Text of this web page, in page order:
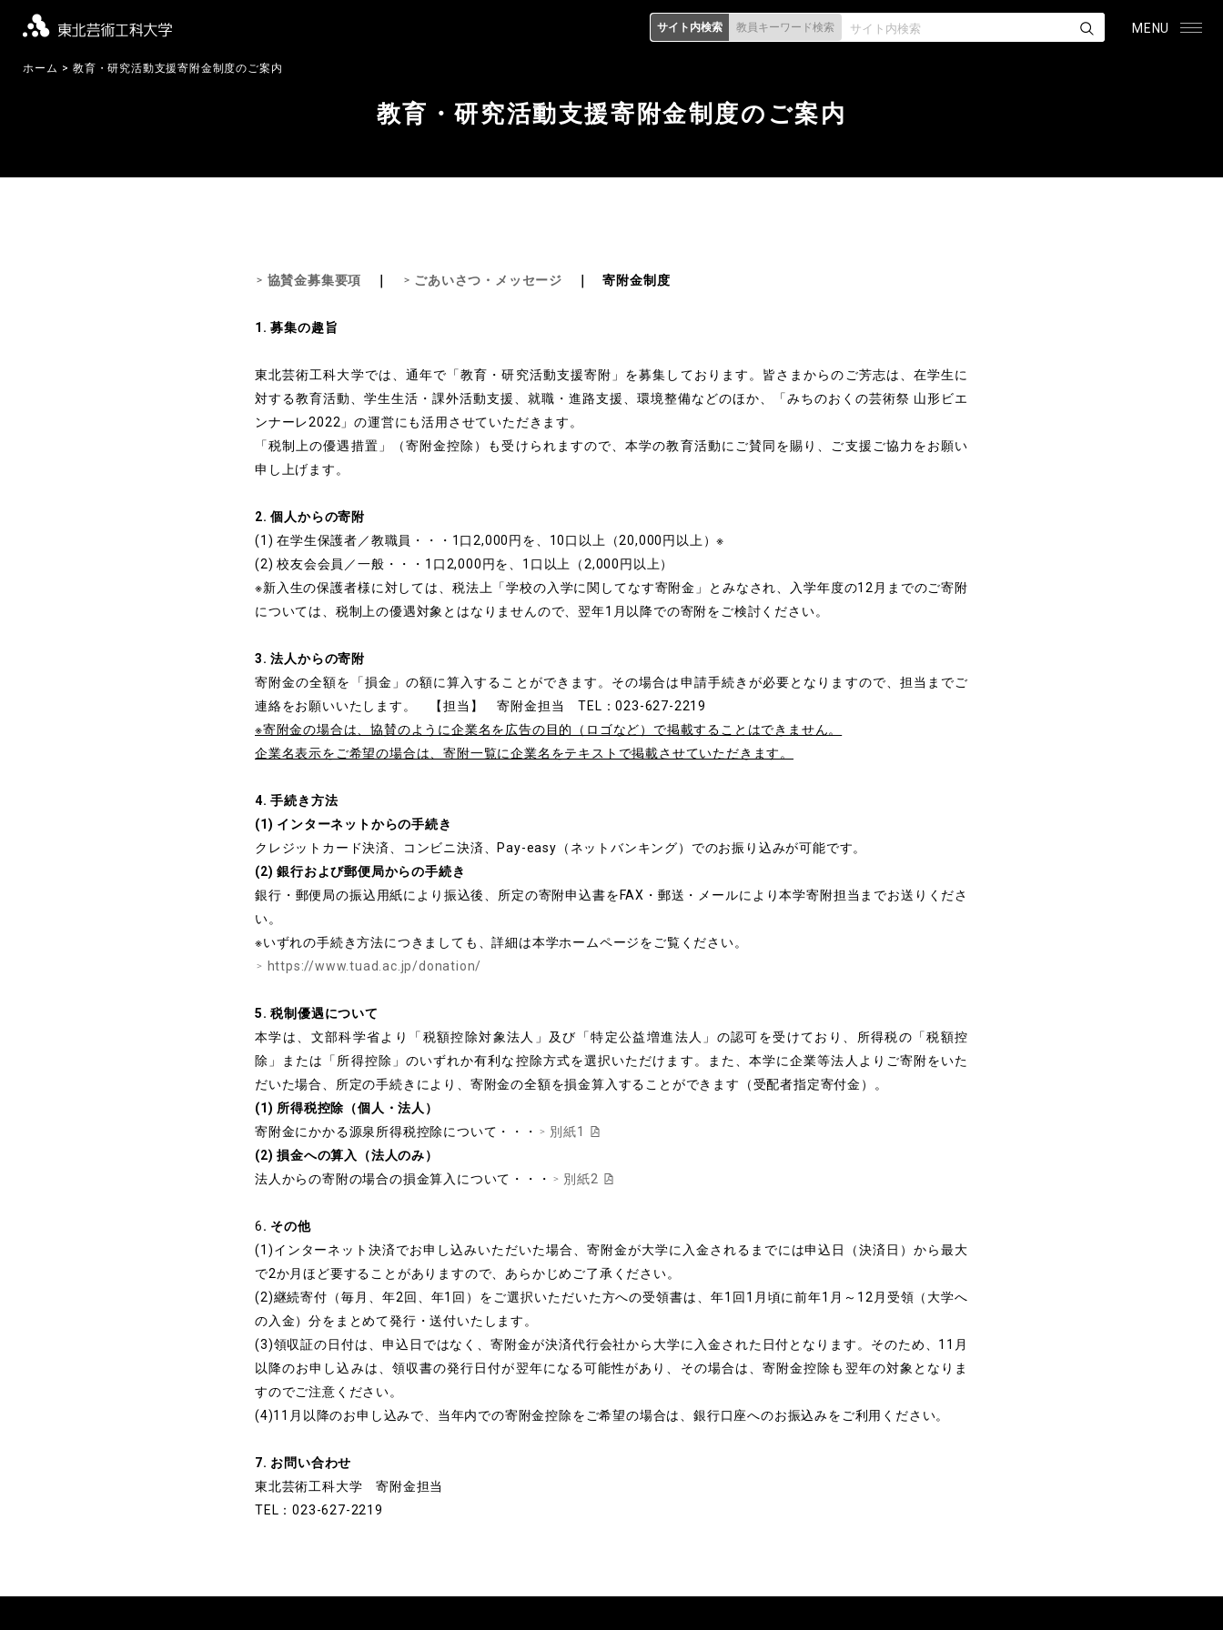
MENU
サイト内検索 教員キーワード検索
教育・研究活動支援寄附金制度のご案内
ホーム 教育・研究活動支援寄附金制度のご案内
協賛金募集要項 ごあいさつ・メッセージ ｜寄附金制度
1. 募集の趣旨
東北芸術工科大学では、通年で「教育・研究活動支援寄附」を募集しております。皆さまからのご芳志は、在学生に
対する教育活動、学生生活・課外活動支援、就職・進路支援、環境整備などのほか、「みちのおくの芸術祭 山形ビエ
ンナーレ2022」の運営にも活用させていただきます。
「税制上の優遇措置」（寄附金控除）も受けられますので、本学の教育活動にご賛同を賜り、ご支援ご協力をお願い
申し上げます。
2. 個人からの寄附
(1) 在学生保護者／教職員・・・1口2,000円を、10口以上（20,000円以上）※
(2) 校友会会員／一般・・・1口2,000円を、1口以上（2,000円以上）
※新入生の保護者様に対しては、税法上「学校の入学に関してなす寄附金」とみなされ、入学年度の12月までのご寄附
については、税制上の優遇対象とはなりませんので、翌年1月以降での寄附をご検討ください。
3. 法人からの寄附
寄附金の全額を「損金」の額に算入することができます。その場合は申請手続きが必要となりますので、担当までご
連絡をお願いいたします。 【担当】 寄附金担当 TEL：023-627-2219
※寄附金の場合は、協賛のように企業名を広告の目的（ロゴなど）で掲載することはできません。
企業名表示をご希望の場合は、寄附一覧に企業名をテキストで掲載させていただきます。
4. 手続き方法
(1) インターネットからの手続き
クレジットカード決済、コンビニ決済、Pay-easy（ネットバンキング）でのお振り込みが可能です。
(2) 銀行および郵便局からの手続き
銀行・郵便局の振込用紙により振込後、所定の寄附申込書をFAX・郵送・メールにより本学寄附担当までお送りくださ
い。
※いずれの手続き方法につきましても、詳細は本学ホームページをご覧ください。
https://www.tuad.ac.jp/donation/
5. 税制優遇について
本学は、文部科学省より「税額控除対象法人」及び「特定公益増進法人」の認可を受けており、所得税の「税額控
除」または「所得控除」のいずれか有利な控除方式を選択いただけます。また、本学に企業等法人よりご寄附をいた
だいた場合、所定の手続きにより、寄附金の全額を損金算入することができます（受配者指定寄付金）。
(1) 所得税控除（個人・法人）
寄附金にかかる源泉所得税控除について・・・
別紙1
(2) 損金への算入（法人のみ）
法人からの寄附の場合の損金算入について・・・
別紙2
6. その他
(1)インターネット決済でお申し込みいただいた場合、寄附金が大学に入金されるまでには申込日（決済日）から最大
で2か月ほど要することがありますので、あらかじめご了承ください。
(2)継続寄付（毎月、年2回、年1回）をご選択いただいた方への受領書は、年1回1月頃に前年1月～12月受領（大学へ
の入金）分をまとめて発行・送付いたします。
(3)領収証の日付は、申込日ではなく、寄附金が決済代行会社から大学に入金された日付となります。そのため、11月
以降のお申し込みは、領収書の発行日付が翌年になる可能性があり、その場合は、寄附金控除も翌年の対象となりま
すのでご注意ください。
(4)11月以降のお申し込みで、当年内での寄附金控除をご希望の場合は、銀行口座へのお振込みをご利用ください。
7. お問い合わせ
東北芸術工科大学 寄附金担当
TEL：023-627-2219